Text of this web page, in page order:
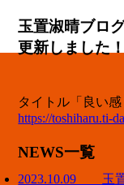
玉置淑晴ブロ
更新しました！
タイトル「良い感
https://toshiharu.ti-
NEWS一覧
2023.10.09 玉置